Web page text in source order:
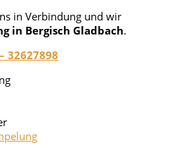
in Verbindung und wir
in Bergisch Gladbach.
32627898